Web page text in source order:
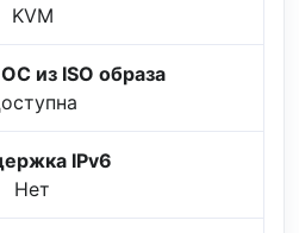
KVM
из ISO образа
IPv6
Нет